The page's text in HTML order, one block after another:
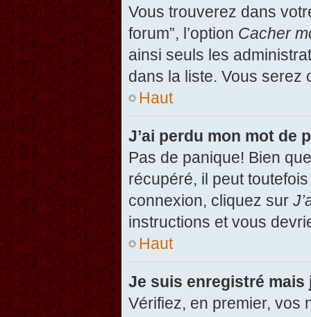
Vous trouverez dans
forum”, l’option Cacher
ainsi seuls les
dans la liste. Vous serez
Haut
J’ai perdu mon mot de
Pas de panique! Bien
récupéré, il peut
connexion, cliquez sur
instructions et vous
Haut
Je suis enregistré mais
Vérifiez, en premier, vos